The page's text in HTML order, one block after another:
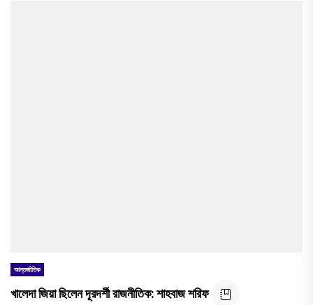
আন্তর্জাতিক
খালেদা জিয়া ছিলেন দূরদর্শী রাজনীতিক: শাহবাজ শরিফ